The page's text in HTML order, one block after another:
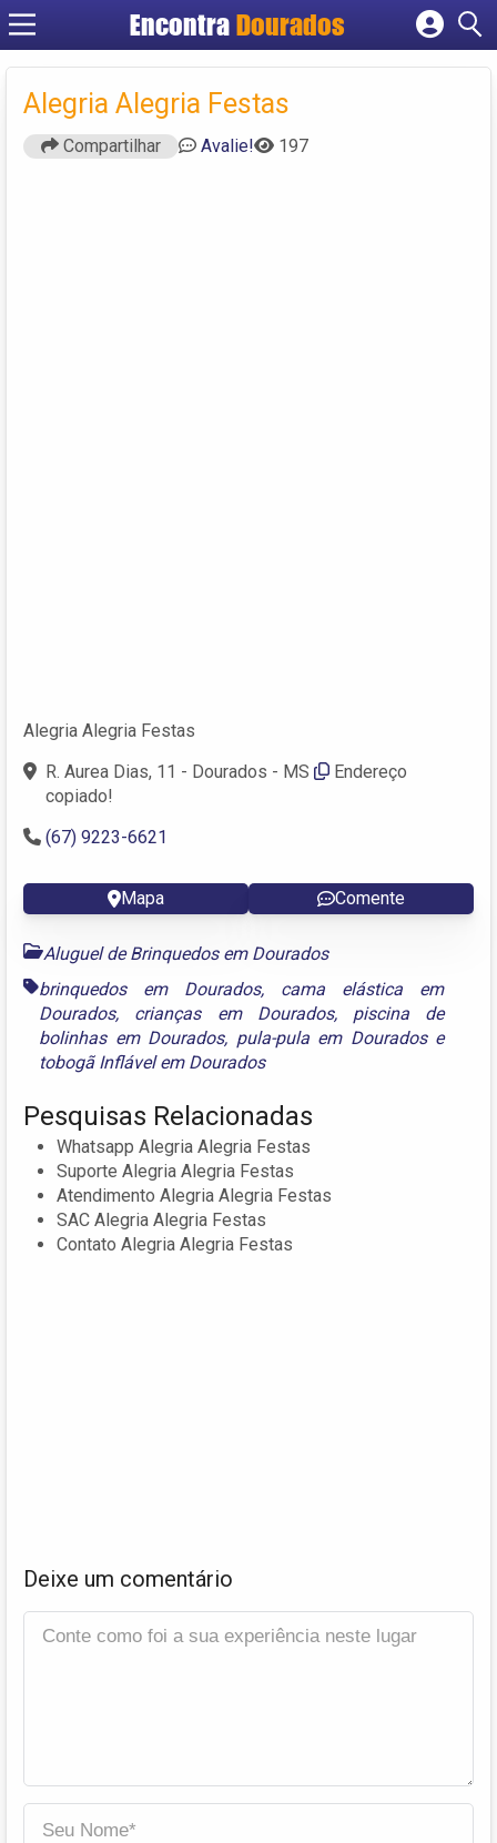
EncontraDourados
Cadastrar empresa
Criar conta
Alegria Alegria Festas
Compartilhar Avalie! 197
Alegria Alegria Festas
R. Aurea Dias, 11 - Dourados - MS
Endereço
copiado!
(67) 9223-6621
Mapa Comente
Aluguel de Brinquedos em Dourados
brinquedos em Dourados, cama elástica em
Dourados, crianças em Dourados, piscina de
bolinhas em Dourados, pula-pula em Douradose
tobogã Inflável em Dourados
Pesquisas Relacionadas
Whatsapp Alegria Alegria Festas
Suporte Alegria Alegria Festas
Atendimento Alegria Alegria Festas
SAC Alegria Alegria Festas
Contato Alegria Alegria Festas
Deixe um comentário